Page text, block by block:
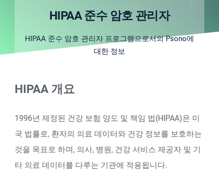
HIPAA 준수 암호 관리자
HIPAA 준수 암호 관리자 프로그램으로서의 Psono에
대한 정보
HIPAA 개요
1996년 제정된 건강 보험 양도 및 책임 법(HIPAA)은 미
국 법률로, 환자의 의료 데이터와 건강 정보를 보호하는
것을 목표로 하며, 의사, 병원, 건강 서비스 제공자 및 기
타 의료 데이터를 다루는 기관에 적용됩니다.